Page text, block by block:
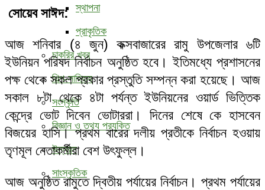
স্থাপনা
প্রাকৃতিক
চাকরির খবর
শিল্প-সাহিত্য
সংস্কৃতি
বিজ্ঞান ও তথ্য প্রযুক্তি
উন্নয়ন
সাংস্কৃতিক
সোয়েব সাঈদ:
আজ শনিবার (৪ জুন) কক্সবাজারের রামু উপজেলার ৬টি
ইউনিয়ন পরিষদ নির্বাচন অনুষ্ঠিত হবে। ইতিমধ্যে প্রশাসনের
পক্ষ থেকে সকল প্রকার প্রস্তুতি সম্পন্ন করা হয়েছে। আজ
সকাল ৮টা থেকে ৪টা পর্যন্ত ইউনিয়নের ওয়ার্ড ভিত্তিক
কেন্দ্রে ভোট দিবেন ভোটাররা। দিনের শেষে কে হাসবেন
বিজয়ের হাসি। প্রথম বারের দলীয় প্রতীকে নির্বাচন হওয়ায়
তৃণমূল নেতাকর্মীরা বেশ উৎফুল্ল।
আজ অনুষ্ঠিত রামুতে দ্বিতীয় পর্যায়ের নির্বাচন। প্রথম পর্যায়ের